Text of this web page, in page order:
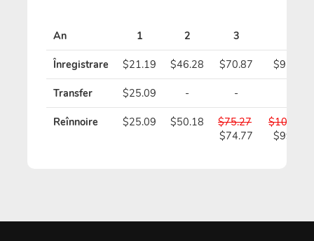
An 1 2 3
Înregistrare $21.19 $46.28 $70.87 $95.46
Transfer $25.09 - -
Reînnoire $25.09 $50.18
$75.27
$74.77
$100.36
$99.36